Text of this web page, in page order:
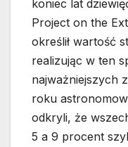
koniec lat
Project on the
określił wartość
realizując w ten
najważniejszych
roku
odkryli, że
5 a 9 procent